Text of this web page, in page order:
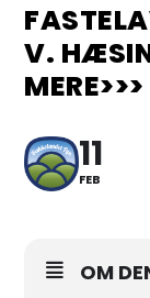
V.
MERE>>>
11
FEB
OM